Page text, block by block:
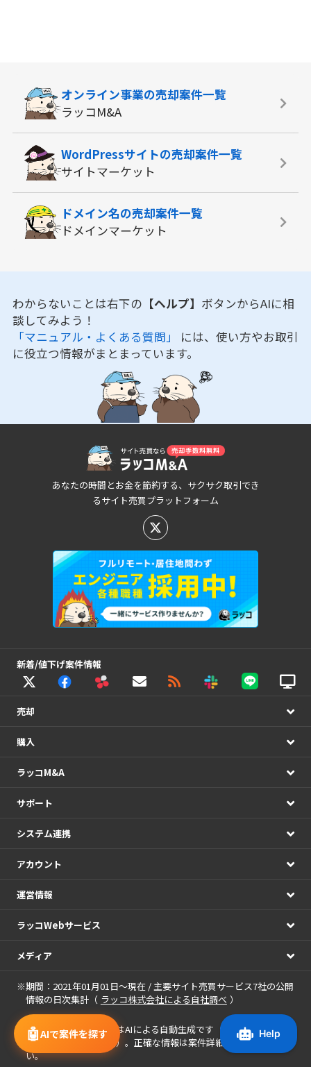
🤖AIで案件を探す
オンライン事業の売却案件一覧
ラッコM&A
WordPressサイトの売却案件一覧
サイトマーケット
ドメイン名の売却案件一覧
ドメインマーケット
わからないことは右下の 【ヘルプ】 ボタンからAIに相
談してみよう！
「マニュアル・よくある質問」 には、使い方やお取引
に役立つ情報がまとまっています。
あなたの時間とお金を節約する、サクサク取引でき
るサイト売買プラットフォーム
新着/値下げ案件情報
売却
購入
ラッコM&A
サポート
システム連携
アカウント
運営情報
ラッコWebサービス
メディア
※期間：2021年01月01日～現在 / 主要サイト売買サービス7社の公開
情報の日次集計（ ラッコ株式会社による自社調べ ）
※ 案件に表示される画像
はAIによる自動生成です（案件名・アピー
ルポイントを基に作成）。正確な情報は案件詳細をご確認くださ
い。